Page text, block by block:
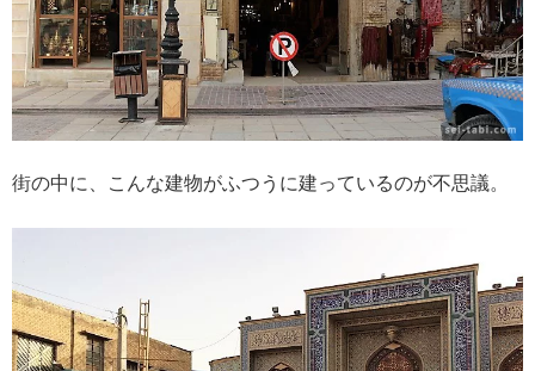
街の中に、こんな建物がふつうに建っているのが不思議。